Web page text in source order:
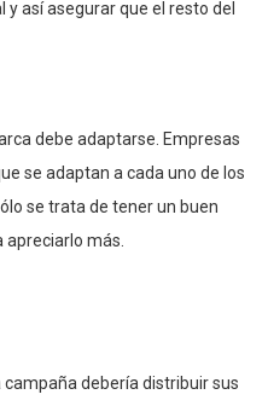
así asegurar que el resto del
debe adaptarse. Empresas
se adaptan a cada uno de los
se trata de tener un buen
apreciarlo más.
debería distribuir sus